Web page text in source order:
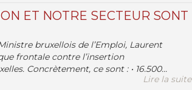
ET NOTRE SECTEUR SONT
bruxellois de l’Emploi, Laurent
frontale contre l’insertion
Concrètement, ce sont : • 16.500...
Lire la suite